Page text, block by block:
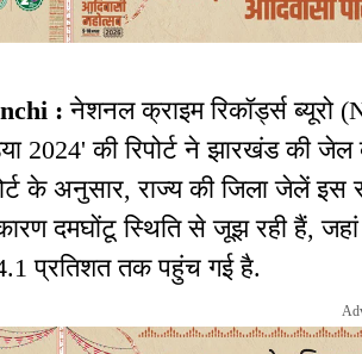
:नेशनल क्राइम रिकॉर्ड्स ब्यूरो
2024' की रिपोर्ट ने झारखंड की
के अनुसार, राज्य की जिला जेलें
दमघोंटू स्थिति से जूझ रही हैं, जहां
प्रतिशत तक पहुंच गई है.